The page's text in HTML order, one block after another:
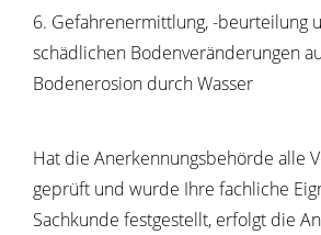
6. Gefahrenermittlung, -beurteilung
schädlichen Bodenveränderungen
Bodenerosion durch Wasser
Hat die Anerkennungsbehörde alle
geprüft und wurde Ihre fachliche
Sachkunde festgestellt, erfolgt die